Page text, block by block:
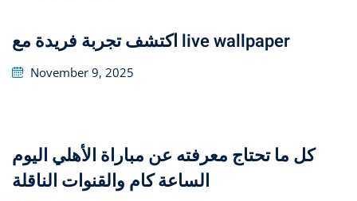
اكتشف تجربة فريدة مع live wallpaper
Posted
November 9, 2025
كل ما تحتاج معرفته عن مباراة الأهلي اليوم
الساعة كام والقنوات الناقلة